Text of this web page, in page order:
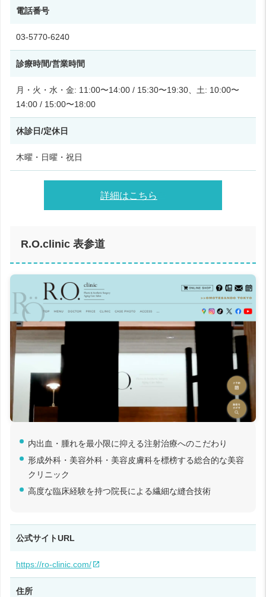
電話番号
03-5770-6240
診療時間/営業時間
月・火・水・金: 11:00〜14:00 / 15:30〜19:30、土: 10:00〜
14:00 / 15:00〜18:00
休診日/定休日
木曜・日曜・祝日
詳細はこちら
R.O.clinic 表参道
内出血・腫れを最小限に抑える注射治療へのこだわり
形成外科・美容外科・美容皮膚科を標榜する総合的な美容
クリニック
高度な臨床経験を持つ院長による繊細な縫合技術
公式サイトURL
https://ro-clinic.com/
住所